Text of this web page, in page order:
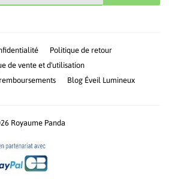
Politique de retour
de vente et d'utilisation
Blog Éveil Lumineux
Royaume Panda